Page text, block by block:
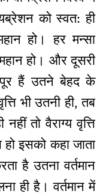
को स्वत: ही
हो। हर मन्सा
हो। और दूसरी
हैं उतने बेहद के
भी उतनी ही, तब
तो वैराग्य वृत्ति
हो इसको कहा जाता
है उतना वर्तमान
ही है। वर्तमान में